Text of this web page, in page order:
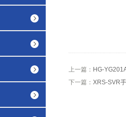
上一篇： HG-
下一篇： XRS-SVR